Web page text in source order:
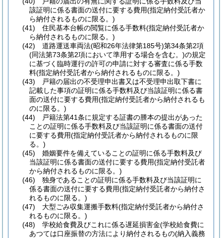
該証明に係る書面の送付に要する費用(指定納付受託者か
ら納付されるものに限る。)
(41)
住民基本台帳の閲覧に係る手数料(指定納付受託者か
ら納付されるものに限る。)
(42)
道路運送車両法(昭和26年法律第185号)第34条第2項
(同法第73条第2項において準用する場合を含む。)の規定
に基づく臨時運行の許可の申請に対する審査に係る手数
料(指定納付受託者から納付されるものに限る。)
(43)
戸籍の届出の不受理申出書又は不受理申出取下書に
記載した事項の証明に係る手数料及び当該証明に係る書
面の送付に要する費用(指定納付受託者から納付されるも
のに限る。)
(44)
戸籍法第41条に規定する証書の謄本の提出があった
ことの証明に係る手数料及び当該証明に係る書面の送付
に要する費用(指定納付受託者から納付されるものに限
る。)
(45)
婚姻要件を備えていることの証明に係る手数料及び
当該証明に係る書面の送付に要する費用(指定納付受託者
から納付されるものに限る。)
(46)
独身であることの証明に係る手数料及び当該証明に
係る書面の送付に要する費用(指定納付受託者から納付さ
れるものに限る。)
(47)
大型ごみ収集運搬手数料(指定納付受託者から納付さ
れるものに限る。)
(48)
学校給食費及びこれに係る遅延損害金(学校給食費に
あつては口座振替の方法により納付されるもの(納入義務